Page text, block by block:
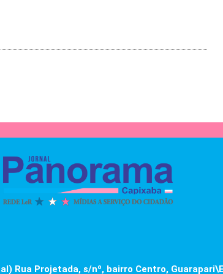
Rua Projetada, s/nº, bairro Centro,